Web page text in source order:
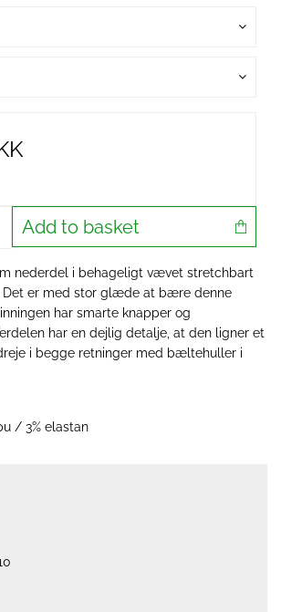
Add to basket
nederdel i behageligt vævet stretchbart
Det er med stor glæde at bære denne
har smarte knapper og
har en dejlig detalje, at den ligner et
i begge retninger med bæltehuller i
/ 3% elastan